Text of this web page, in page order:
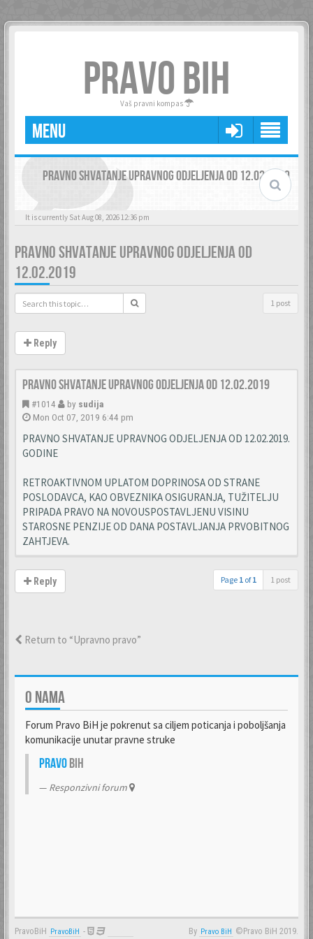
PRAVO BIH
Vaš pravni kompas
MENU
PRAVNO SHVATANJE UPRAVNOG ODJELJENJA OD 12.02.2019
It is currently Sat Aug 08, 2026 12:36 pm
PRAVNO SHVATANJE UPRAVNOG ODJELJENJA OD
12.02.2019
1 post
Reply
Pravno shvatanje upravnog odjeljenja od 12.02.2019
#1014 by sudija
Mon Oct 07, 2019 6:44 pm
PRAVNO SHVATANJE UPRAVNOG ODJELJENJA OD 12.02.2019.
GODINE
RETROAKTIVNOM UPLATOM DOPRINOSA OD STRANE
POSLODAVCA, KAO OBVEZNIKA OSIGURANJA, TUŽITELJU
PRIPADA PRAVO NA NOVOUSPOSTAVLJENU VISINU
STAROSNE PENZIJE OD DANA POSTAVLJANJA PRVOBITNOG
ZAHTJEVA.
Reply Page 1 of1 1 post
Return to “Upravno pravo”
O NAMA
Forum Pravo BiH je pokrenut sa ciljem poticanja i poboljšanja
komunikacije unutar pravne struke
PravoBiH
Responzivni forum
PravoBiH PravoBiH - By Pravo BiH ©Pravo BiH 2019.